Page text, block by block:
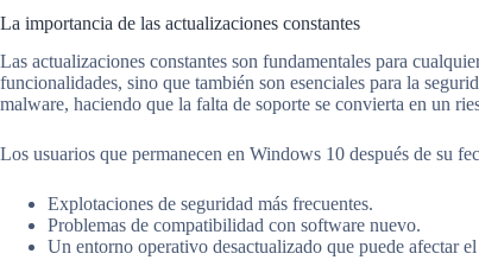
La importancia de las actualizaciones constantes
Las actualizaciones constantes son fundamentales para
funcionalidades, sino que también son esenciales para la
malware, haciendo que la falta de soporte se convierta en un
Los usuarios que permanecen en Windows 10 después de su
Explotaciones de seguridad más frecuentes.
Problemas de compatibilidad con software nuevo.
Un entorno operativo desactualizado que puede afectar